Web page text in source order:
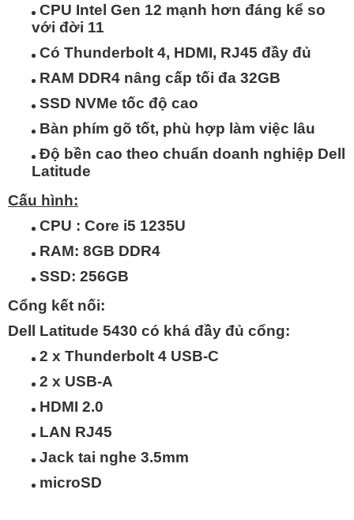
CPU Intel Gen 12 mạnh hơn đáng kể so
với đời 11
Có Thunderbolt 4, HDMI, RJ45 đầy đủ
RAM DDR4 nâng cấp tối đa 32GB
SSD NVMe tốc độ cao
Bàn phím gõ tốt, phù hợp làm việc lâu
Độ bền cao theo chuẩn doanh nghiệp Dell
Latitude
Cấu hình:
CPU : Core i5 1235U
RAM: 8GB DDR4
SSD: 256GB
Cổng kết nối:
Dell Latitude 5430 có khá đầy đủ cổng:
2 x Thunderbolt 4 USB-C
2 x USB-A
HDMI 2.0
LAN RJ45
Jack tai nghe 3.5mm
microSD